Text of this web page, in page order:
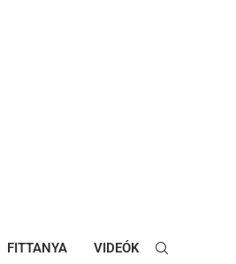
FITTANYA VIDEÓK